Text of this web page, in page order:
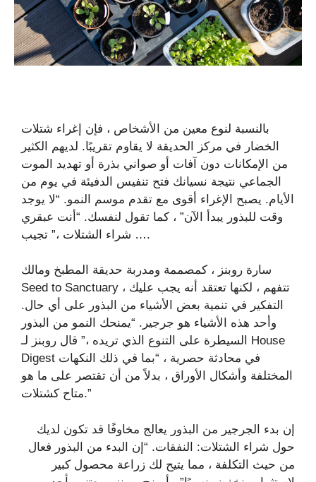
بالنسبة لنوع معين من الأشخاص ، فإن إغراء شتلات
الخضار في مركز الحديقة لا يقاوم تقريبًا. لديهم الكثير
من الإمكانات دون آفات أو صواني بذرة أو تهديد الموت
الجماعي نتيجة نسيانك فتح تنفيس الدفيئة في يوم من
الأيام. يصبح الإغراء أقوى مع تقدم موسم النمو. “لا يوجد
وقت للبذور يبدأ الآن” ، كما تقول لنفسك. “أنت عبقري
… شراء الشتلات ،” تجيب.
سارة روبنز ، كمصممة ومدربة حديقة المطبخ ومالك
Seed to Sanctuary ، تتفهم ، لكنها تعتقد أنه يجب عليك
التفكير في تنمية بعض الأشياء من البذور على أي حال.
وأحد هذه الأشياء هو جرجير. “يمنحك النمو من البذور
السيطرة على التنوع الذي تريده ،” قال روبنز لـ House
Digest في محادثة حصرية ، “بما في ذلك النكهات
المختلفة وأشكال الأوراق ، بدلاً من أن تقتصر على ما هو
متاح كشتلات.”
إن بدء الجرجير من البذور يعالج مخاوفًا قد تكون لديك
حول شراء الشتلات: النفقات. “إن البدء من البذور فعال
من حيث التكلفة ، مما يتيح لك زراعة محصول كبير